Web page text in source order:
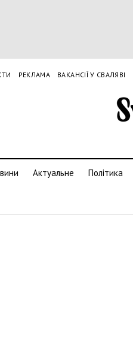
РЕКЛАМА ВАКАНСІЇ У СВАЛЯВІ
Актуальне Політика